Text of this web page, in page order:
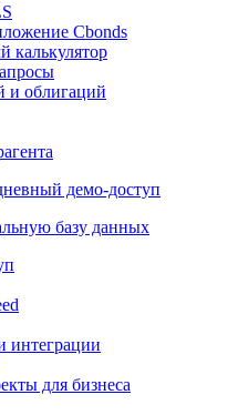
Cbonds
калькулятор
и облигаций
демо-доступ
базу данных
интеграции
для бизнеса